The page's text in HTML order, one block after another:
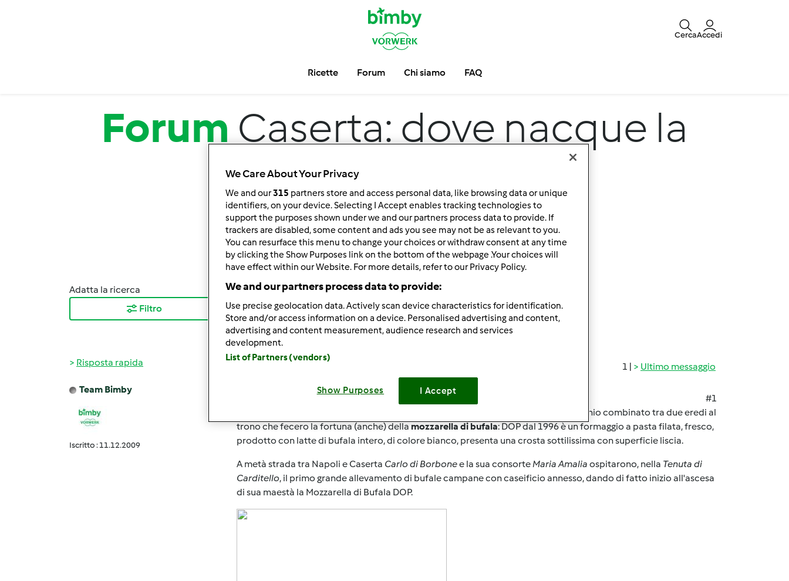
CercaAccedi
Ricette Forum Chi siamo FAQ
Forum Caserta: dove nacque la
mozzarella
Adatta la ricerca
Filtro
Ordina per:
I risultati più recenti
Risultati per pagina:
10
1 | Ultimo messaggio
Risposta rapida
Team Bimby
Iscritto : 11.12.2009
Mer, 08/30/2017 - 12:50
#1
La storia di oggi è quella di un amore antico, forse un po' strano, figlio di un matrimonio combinato tra due eredi al
trono che fecero la fortuna (anche) dellamozzarella di bufala: DOP dal 1996 è un formaggio a pasta filata, fresco,
prodotto con latte di bufala intero, di colore bianco, presenta una crosta sottilissima con superficie liscia.
A metà strada tra Napoli e Caserta Carlo di Borbonee la sua consorteMaria Amalia ospitarono, nella Tenuta di
Carditello, il primo grande allevamento di bufale campane con caseificio annesso, dando di fatto inizio all'ascesa
di sua maestà la Mozzarella di Bufala DOP.
We Care About Your Privacy
We and our315 partners store and access personal data, like browsing data or unique
identifiers, on your device. Selecting I Accept enables tracking technologies to
support the purposes shown under we and our partners process data to provide. If
trackers are disabled, some content and ads you see may not be as relevant to you.
You can resurface this menu to change your choices or withdraw consent at any time
by clicking the Show Purposes link on the bottom of the webpage .Your choices will
have effect within our Website. For more details, refer to our Privacy Policy.
We and our partners process data to provide:
Use precise geolocation data. Actively scan device characteristics for identification.
Store and/or access information on a device. Personalised advertising and content,
advertising and content measurement, audience research and services
development.
List of Partners (vendors)
Show Purposes I Accept